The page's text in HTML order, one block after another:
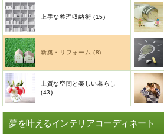
上手な整理収納術 (15)
新築・リフォーム (8)
上質な空間と楽しい暮らし
(43)
夢を叶えるインテリアコーディネート